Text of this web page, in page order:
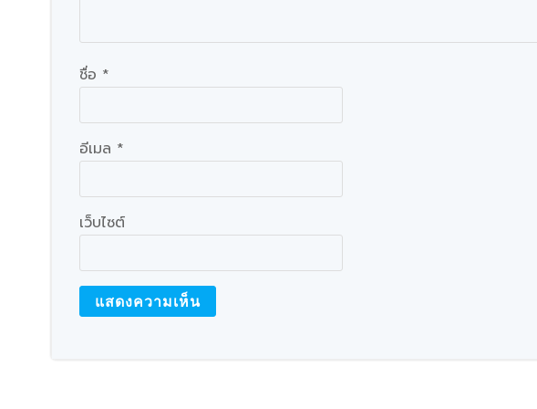
ชื่อ *
อีเมล *
เว็บไซต์